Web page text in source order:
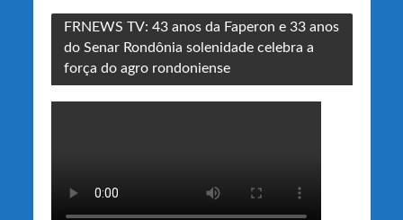
FRNEWS TV: 43 anos da Faperon e 33 anos
do Senar Rondônia solenidade celebra a
força do agro rondoniense